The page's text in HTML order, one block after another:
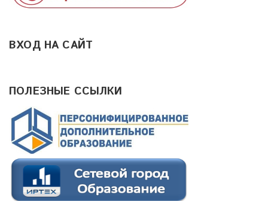
ВХОД НА САЙТ
ПОЛЕЗНЫЕ ССЫЛКИ